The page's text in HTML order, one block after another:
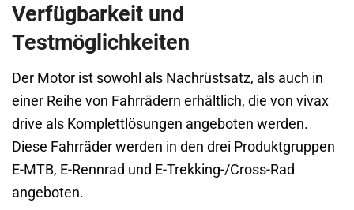
Verfügbarkeit und
Testmöglichkeiten
Der Motor ist sowohl als Nachrüstsatz, als auch in
einer Reihe von Fahrrädern erhältlich, die von vivax
drive als Komplettlösungen angeboten werden.
Diese Fahrräder werden in den drei Produktgruppen
E-MTB, E-Rennrad und E-Trekking-/Cross-Rad
angeboten.